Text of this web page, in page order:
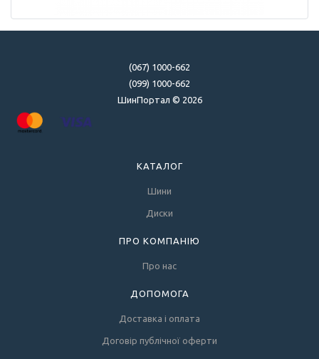
(067) 1000-662
(099) 1000-662
ШинПортал © 2026
КАТАЛОГ
Шини
Диски
ПРО КОМПАНІЮ
Про нас
ДОПОМОГА
Доставка і оплата
Договір публічної оферти